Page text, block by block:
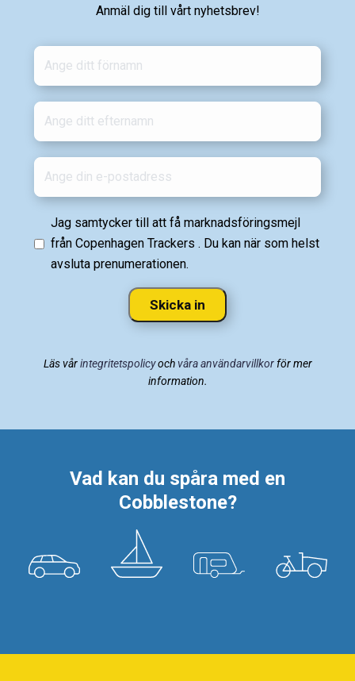
Anmäl dig till vårt nyhetsbrev!
Jag samtycker till att få marknadsföringsmejl
från Copenhagen Trackers . Du kan när som helst
avsluta prenumerationen.
Skicka in
Läs vårintegritetspolicyochvåra användarvillkorför mer
information.
Vad kan du spåra med en
Cobblestone?